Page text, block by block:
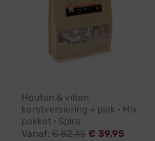
Houten & vilten
kerstversiering + piek · Mix
pakket · Spira
Vanaf:€82,45 € 39,95